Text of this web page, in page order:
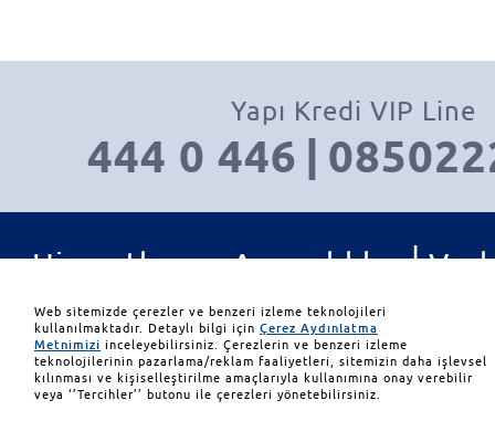
Yapı Kredi VIP Line
444 0 446 |
Hizmetler ve Ayrıcalıklar |
Yatırım Ürünleri | İletişim
© 2026 Yapı ve Kredi
Web sitemizde çerezler ve benzeri izleme teknolojileri
kullanılmaktadır. Detaylı bilgi için Çerez Aydınlatma
Metnimizi inceleyebilirsiniz. Çerezlerin ve benzeri izleme
teknolojilerinin pazarlama/reklam faaliyetleri, sitemizin daha işlevsel
kılınması ve kişiselleştirilme amaçlarıyla kullanımına onay verebilir
veya ‘’Tercihler’’ butonu ile çerezleri yönetebilirsiniz.